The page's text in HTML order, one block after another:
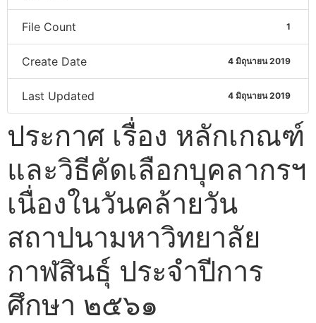
File Count 1
Create Date 4 มิถุนายน 2019
Last Updated 4 มิถุนายน 2019
ประกาศ เรื่อง หลักเกณฑ์
และวิธีคัดเลือกบุคลากรฯ
เนื่องในวันคล้ายวัน
สถาปนามหาวิทยาลัย
กาฬสินธุ์ ประจำปีการ
ศึกษา ๒๕๖๑